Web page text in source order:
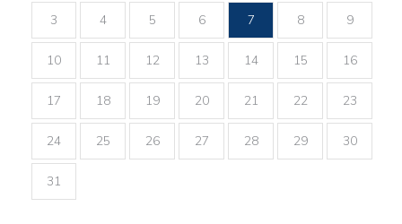
3 4 5 6 7 8 9
10 11 12 13 14 15 16
17 18 19 20 21 22 23
24 25 26 27 28 29 30
31